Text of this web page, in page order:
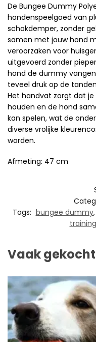
De Bungee Dummy
hondenspeelgoed van
schokdemper, zonder
samen met jouw hond
veroorzaken voor
uitgevoerd zonder
hond de dummy
teveel druk op de
Het handvat zorgt dat
houden en de hond
kan spelen, wat de
diverse vrolijke
worden.
Afmeting: 47 cm
Tags: bungee dummy,
Vaak